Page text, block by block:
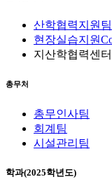
산학협력지원팀
현장실습지원
지산학협력센터
총무처
총무인사팀
회계팀
시설관리팀
학과(2025학년도)